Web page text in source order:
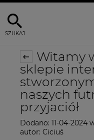
SZUKAJ
Witamy
sklepie
naszych
przyjaciół
Dodano: 11-04-2024
autor: Ciciuś